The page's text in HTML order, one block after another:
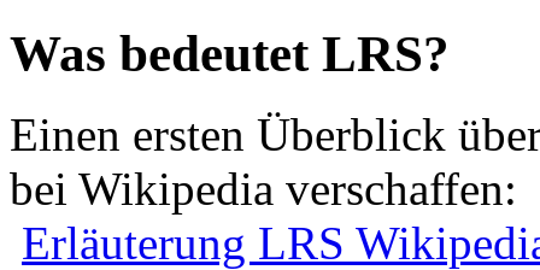
Was bedeutet LRS?
Einen ersten Überblick
bei Wikipedia verschaffen:
Erläuterung LRS